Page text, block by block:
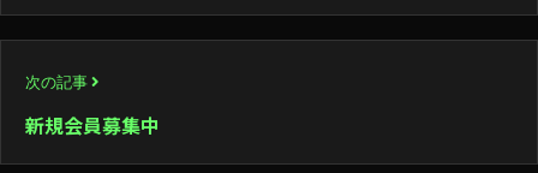
ビ
ゲ
ー
次の記事
新規会員募集中